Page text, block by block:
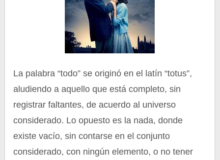
La palabra “todo” se originó en el latín “totus”,
aludiendo a aquello que está completo, sin
registrar faltantes, de acuerdo al universo
considerado. Lo opuesto es la nada, donde
existe vacío, sin contarse en el conjunto
considerado, con ningún elemento, o no tener